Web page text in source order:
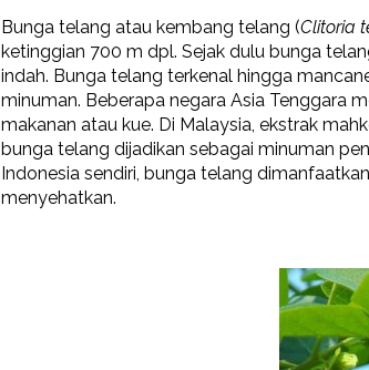
Bunga telang atau kembang telang (Clitoria
ketinggian 700 m dpl. Sejak dulu bunga
indah. Bunga telang terkenal hingga
minuman. Beberapa negara Asia Tenggara
makanan atau kue. Di Malaysia, ekstrak
bunga telang dijadikan sebagai minuman
Indonesia sendiri, bunga telang
menyehatkan.